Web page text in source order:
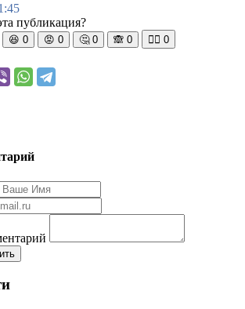
публикация?
😆 0 😡 0 🤔 0 🙈 0 🧘‍♀️ 0